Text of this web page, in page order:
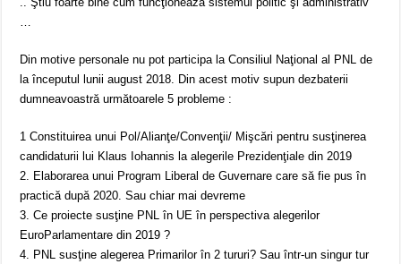
Din motive personale nu pot participa la Consiliul Naţional al PNL de
la începutul lunii august 2018. Din acest motiv supun dezbaterii
dumneavoastră următoarele 5 probleme :
1 Constituirea unui Pol/Alianţe/Convenţii/ Mişcări pentru susţinerea
candidaturii lui Klaus Iohannis la alegerile Prezidenţiale din 2019
2. Elaborarea unui Program Liberal de Guvernare care să fie pus în
practică după 2020. Sau chiar mai devreme
3. Ce proiecte susţine PNL în UE în perspectiva alegerilor
EuroParlamentare din 2019 ?
4. PNL susţine alegerea Primarilor în 2 tururi? Sau într-un singur tur